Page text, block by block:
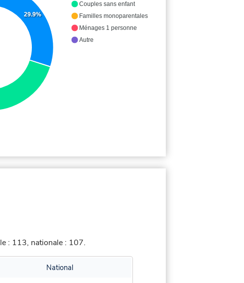
29.9%
Couples sans enfant
Familles monoparentales
Ménages 1 personne
Autre
: 113, nationale : 107.
National